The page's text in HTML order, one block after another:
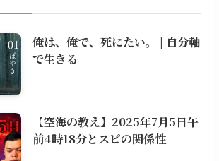
俺は、俺で、死にたい。 | 自分軸
で生きる
【空海の教え】2025年7月5日午
前4時18分とスピの関係性